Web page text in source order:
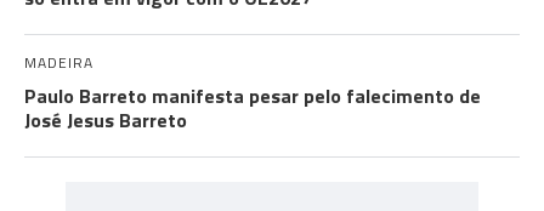
MADEIRA
Paulo Barreto manifesta pesar pelo falecimento de
José Jesus Barreto